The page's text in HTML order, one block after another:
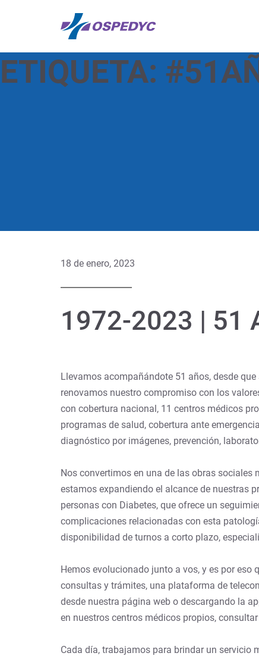
ETIQUETA:
18 de enero, 2023
1972-2023 | 51
Llevamos acompañándote 51 años, desde
renovamos nuestro compromiso con los
con cobertura nacional, 11 centros médicos
programas de salud, cobertura ante
diagnóstico por imágenes, prevención,
Nos convertimos en una de las obras
estamos expandiendo el alcance de nuestras
personas con Diabetes, que ofrece un
complicaciones relacionadas con esta
disponibilidad de turnos a corto plazo,
Hemos evolucionado junto a vos, y es por
consultas y trámites, una plataforma de
desde nuestra página web o descargando la
en nuestros centros médicos propios,
Cada día, trabajamos para brindar un servicio